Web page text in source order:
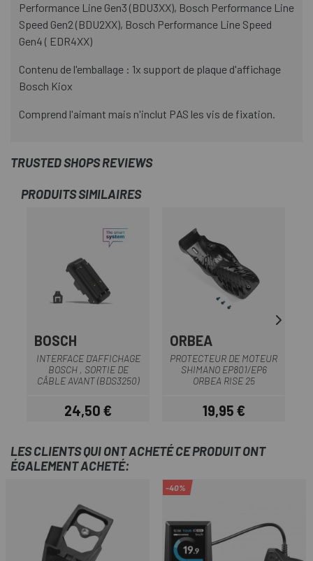
Performance Line Gen3 (BDU3XX), Bosch Performance Line
Speed ​​​​Gen2 (BDU2XX), Bosch Performance Line Speed ​​​​
Gen4 ( EDR4XX)
Contenu de l'emballage : 1x support de plaque d'affichage
Bosch Kiox
Comprend l'aimant mais n'inclut PAS les vis de fixation.
TRUSTED SHOPS REVIEWS
PRODUITS SIMILAIRES
BOSCH
INTERFACE D'AFFICHAGE
BOSCH , SORTIE DE
CÂBLE AVANT (BDS3250)
Prix
24,50 €
ORBEA
PROTECTEUR DE MOTEUR
SHIMANO EP801/EP6
ORBEA RISE 25
Prix
19,95 €
LES CLIENTS QUI ONT ACHETÉ CE PRODUIT ONT
ÉGALEMENT ACHETÉ:
-40%